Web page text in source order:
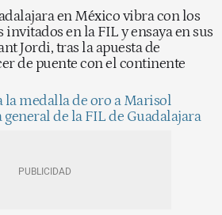
en México vibra con los
invitados en la FIL y ensaya en sus
Jordi, tras la apuesta de
de puente con el continente
la medalla de oro a Marisol
de la FIL de Guadalajara